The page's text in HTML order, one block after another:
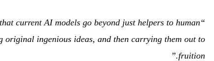
current AI models go beyond just helpers to human
original ingenious ideas, and then carrying them out to
fruition.”